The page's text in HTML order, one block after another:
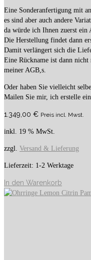
Eine Sonderanfertigung mit
es sind aber auch andere
da würde ich Ihnen zuerst ein
Die Herstellung findet dann
Damit verlängert sich die
Eine Rückname ist dann
meiner AGB,s.
Oder haben Sie vielleicht
Mailen Sie mir, ich erstelle ein
1.349,00 € Preis incl. Mwst.
inkl. 19 % MwSt.
zzgl. Versand & Lieferung
Lieferzeit: 1-2 Werktage
In den Warenkorb